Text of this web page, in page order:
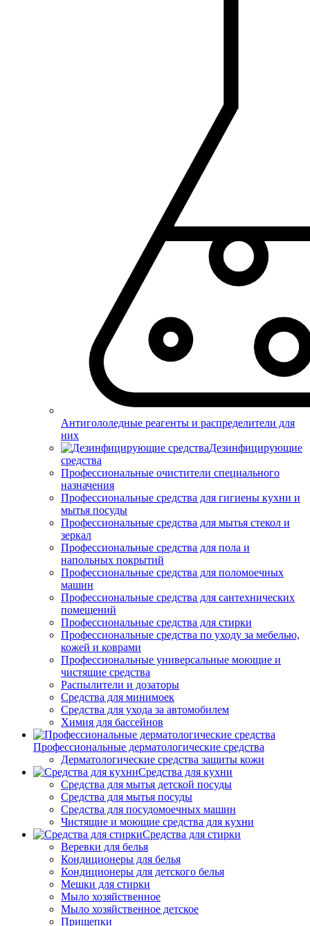
Антигололедные реагенты и распределители для
них
Дезинфицирующие
средства
Профессиональные очистители специального
назначения
Профессиональные средства для гигиены кухни и
мытья посуды
Профессиональные средства для мытья стекол и
зеркал
Профессиональные средства для пола и
напольных покрытий
Профессиональные средства для поломоечных
машин
Профессиональные средства для сантехнических
помещений
Профессиональные средства для стирки
Профессиональные средства по уходу за мебелью,
кожей и коврами
Профессиональные универсальные моющие и
чистящие средства
Распылители и дозаторы
Средства для минимоек
Средства для ухода за автомобилем
Химия для бассейнов
Профессиональные дерматологические средства
Дерматологические средства защиты кожи
Средства для кухни
Средства для мытья детской посуды
Средства для мытья посуды
Средства для посудомоечных машин
Чистящие и моющие средства для кухни
Средства для стирки
Веревки для белья
Кондиционеры для белья
Кондиционеры для детского белья
Мешки для стирки
Мыло хозяйственное
Мыло хозяйственное детское
Прищепки